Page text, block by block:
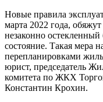
Новые правила
марта 2022 года,
незаконно остекленный
состояние. Такая мера
перепланировками
юрист, председатель
комитета по ЖКХ
Константин Крохин.